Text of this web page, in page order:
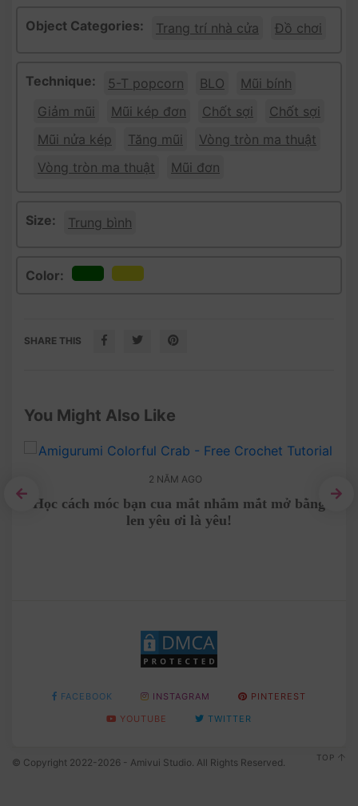
Object Categories: Trang trí nhà cửa Đồ chơi
Technique: 5-T popcorn BLO
Mũi bính
Giảm mũi
Mũi kép đơn Chốt sợi
Chốt sợi
Mũi nửa kép
Tăng mũi
Vòng tròn ma thuật
Vòng tròn ma thuật
Mũi đơn
Size: Trung bình
Color:
SHARE THIS
You Might Also Like
2 NĂM AGO
Học cách móc bạn cua mắt nhắm mắt mở bằng
len yêu ơi là yêu!
FACEBOOK INSTAGRAM
PINTEREST
YOUTUBE
TWITTER
© Copyright 2022-2026 - Amivui Studio. All Rights Reserved. TOP